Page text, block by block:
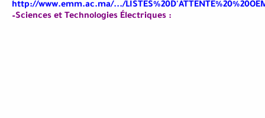
http://www.emm.ac.ma/.../
–Sciences et Technologies Électriques :